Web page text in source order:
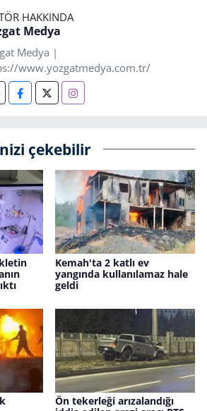
HAKKINDA
Medya
Medya |
www.yozgatmedya.com.tr/
çekebilir
Kemah'ta 2 katlı ev
yangında kullanılamaz hale
geldi
Ön tekerleği arızalandığı